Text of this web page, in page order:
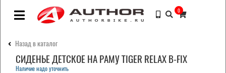
0
Назад в каталог
СИДЕНЬЕ ДЕТСКОЕ НА РАМУ TIGER RELAX B-FIX
Наличие надо уточнить